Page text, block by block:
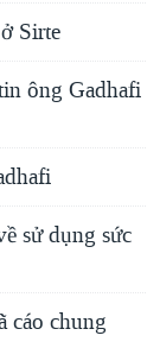
Sirte
ông Gadhafi
sử dụng sức
cáo chung